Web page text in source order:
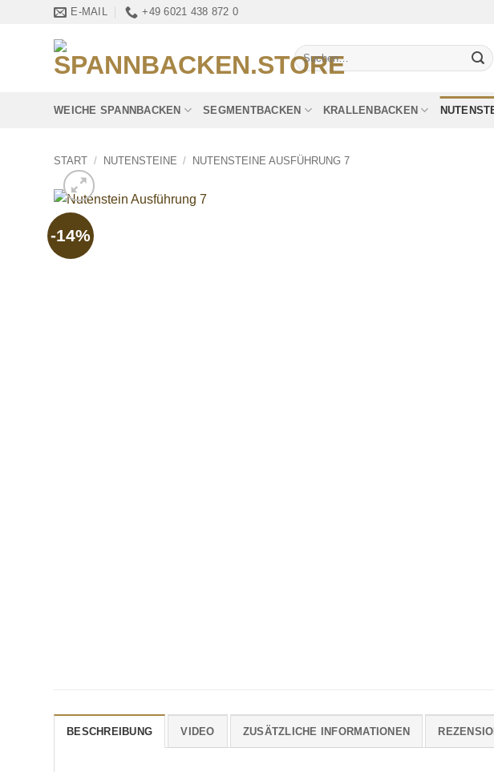
E-MAIL +49 6021 438 872 0
Suchen
nach:
WEICHE SPANNBACKEN SEGMENTBACKEN KRALLENBACKEN
START / NUTENSTEINE / NUTENSTEINE AUSFÜHRUNG 7
-14%
BESCHREIBUNG VIDEO ZUSÄTZLICHE INFORMATIONEN